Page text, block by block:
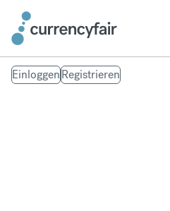
EinloggenRegistrieren